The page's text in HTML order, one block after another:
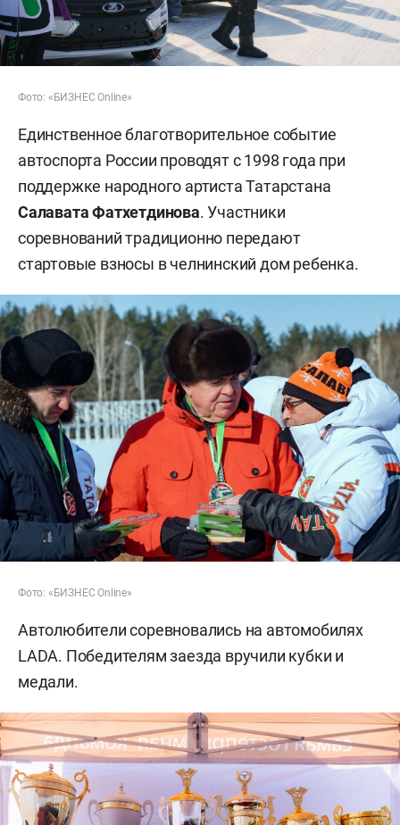
Фото: «БИЗНЕС Online»
Единственное благотворительное событие
автоспорта России проводят с 1998 года при
поддержке народного артиста Татарстана
Салавата Фатхетдинова. Участники
соревнований традиционно передают
стартовые взносы в челнинский дом ребенка.
Фото: «БИЗНЕС Online»
Автолюбители соревновались на автомобилях
LADA. Победителям заезда вручили кубки и
медали.